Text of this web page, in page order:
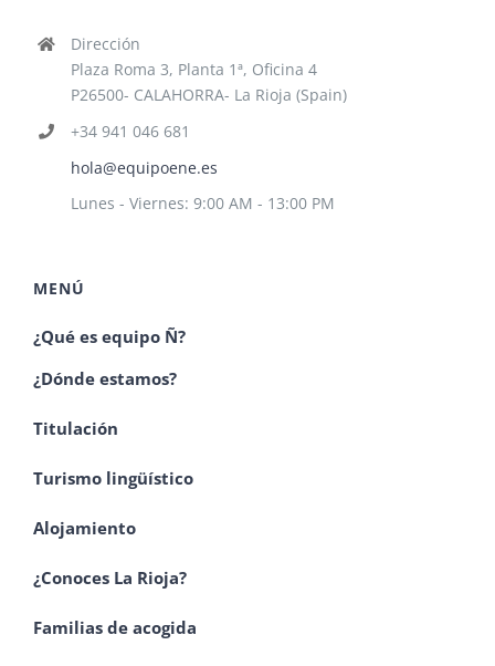
Dirección
Plaza Roma 3, Planta 1ª, Oficina 4
P26500- CALAHORRA- La Rioja (Spain)
+34 941 046 681
hola@equipoene.es
Lunes - Viernes: 9:00 AM - 13:00 PM
MENÚ
¿Qué es equipo Ñ?
¿Dónde estamos?
Titulación
Turismo lingüístico
Alojamiento
¿Conoces La Rioja?
Familias de acogida